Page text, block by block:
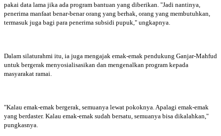
pakai data lama jika ada program bantuan yang diberikan. "Jadi nantinya,
penerima manfaat benar-benar orang yang berhak, orang yang membutuhkan,
termasuk juga bagi para penerima subsidi pupuk," ungkapnya.
Dalam silaturahmi itu, ia juga mengajak emak-emak pendukung Ganjar-Mahfud
untuk bergerak menyosialisasikan dan mengenalkan program kepada
masyarakat ramai.
"Kalau emak-emak bergerak, semuanya lewat pokoknya. Apalagi emak-emak
yang berdaster. Kalau emak-emak sudah bersatu, semuanya bisa dikalahkan,"
pungkasnya.